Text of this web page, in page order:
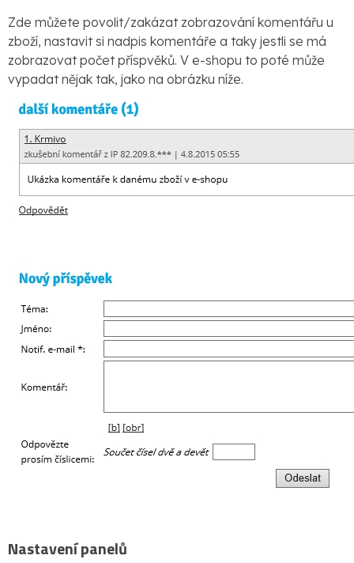
Zde můžete povolit/zakázat zobrazování komentářu u
zboží, nastavit si nadpis komentáře a taky jestli se má
zobrazovat počet příspvěků. V e-shopu to poté může
vypadat nějak tak, jako na obrázku níže.
Nastavení panelů